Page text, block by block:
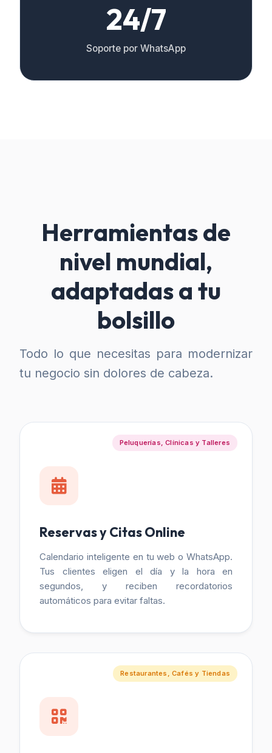
24/7
Soporte por WhatsApp
Herramientas de
nivel mundial,
adaptadas a tu
bolsillo
Todo lo que necesitas para modernizar
tu negocio sin dolores de cabeza.
Peluquerías, Clínicas y Talleres
Reservas y Citas Online
Calendario inteligente en tu web o WhatsApp.
Tus clientes eligen el día y la hora en
segundos, y reciben recordatorios
automáticos para evitar faltas.
Restaurantes, Cafés y Tiendas